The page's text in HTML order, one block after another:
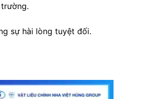
sự hài lòng tuyệt đối.